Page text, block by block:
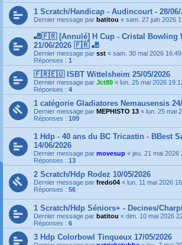
1 Scratch/Handicap - Audincourt - 28/06/
Dernier message par batitou « sam. 27 juin 2026
🎳🇫🇷 [Annulé] H Cup - Cristal Bowling
21/06/2026 🇫🇷 🎳
Dernier message par sst « sam. 30 mai 2026 16:49
Réponses : 1
🇫🇷🇪🇺 ISBT Wittelsheim 25/05/2026
Dernier message par Jct89 « lun. 25 mai 2026
Réponses : 4
1 catégorie Gladiatores Nemausensis
Dernier message par MEPHISTO 13 « lun. 25 mai
Réponses : 109
1 Hdp - 40 ans du BC Tricastin - BBest
14/06/2026
Dernier message par movesup « jeu. 21 mai 2026
Réponses : 13
2 Scratch/Hdp Rodez 10/05/2026
Dernier message par fredo04 « lun. 11 mai 2026
Réponses : 56
1 Scratch/Hdp Séniors+ - Decines/
Dernier message par batitou « dim. 10 mai 2026
Réponses : 6
3 Hdp Colorbowl Tinqueux 17/05/2026